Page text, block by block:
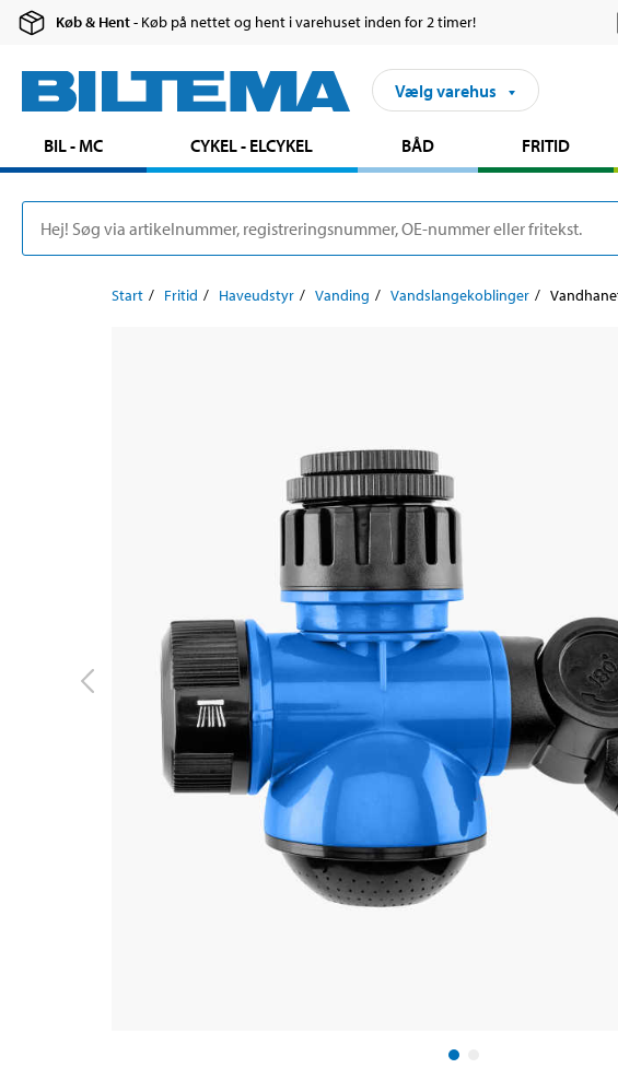
Køb & Hent- Køb på nettet og hent i varehuset inden for 2 timer!
Vælg varehus
BIL - MC CYKEL - ELCYKEL BÅD FRITID
Start Fritid Haveudstyr Vanding Vandslangekoblinger